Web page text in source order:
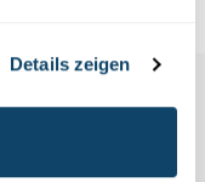
Details zeigen